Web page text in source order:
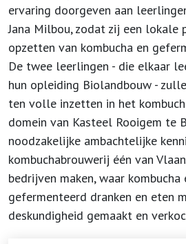
ervaring doorgeven aan
Jana Milbou, zodat zij een lokale
opzetten van kombucha en
De twee leerlingen - die elkaar
hun opleiding Biolandbouw -
ten volle inzetten in het
domein van Kasteel Rooigem te
noodzakelijke ambachtelijke
kombuchabrouwerij één van
bedrijven maken, waar kombucha
gefermenteerd dranken en eten
deskundigheid gemaakt en